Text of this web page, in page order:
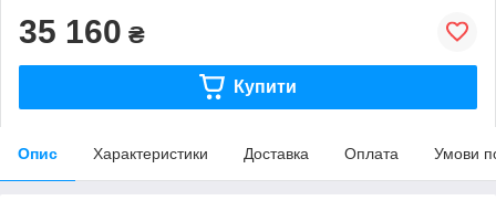
35 160 ₴
Купити
Опис Характеристики Доставка Оплата Умови